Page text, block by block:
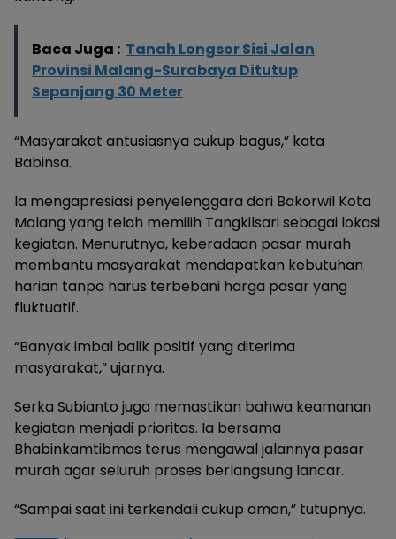
Baca Juga : Tanah Longsor Sisi Jalan
Provinsi Malang-Surabaya Ditutup
Sepanjang 30 Meter
“Masyarakat antusiasnya cukup bagus,” kata
Babinsa.
Ia mengapresiasi penyelenggara dari Bakorwil Kota
Malang yang telah memilih Tangkilsari sebagai lokasi
kegiatan. Menurutnya, keberadaan pasar murah
membantu masyarakat mendapatkan kebutuhan
harian tanpa harus terbebani harga pasar yang
fluktuatif.
“Banyak imbal balik positif yang diterima
masyarakat,” ujarnya.
Serka Subianto juga memastikan bahwa keamanan
kegiatan menjadi prioritas. Ia bersama
Bhabinkamtibmas terus mengawal jalannya pasar
murah agar seluruh proses berlangsung lancar.
“Sampai saat ini terkendali cukup aman,” tutupnya.